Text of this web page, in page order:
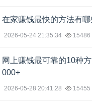
在家赚钱最快的方法有
2026-05-24 21:35:34 15486
网上赚钱最可靠的10种
000+
2026-05-28 20:41:28 15455